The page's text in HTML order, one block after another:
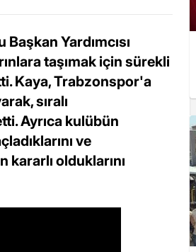
Yardımcısı
taşımak için sürekli
Kaya, Trabzonspor'a
sıralı
Ayrıca kulübün
ve
kararlı olduklarını